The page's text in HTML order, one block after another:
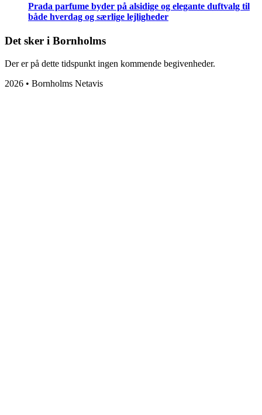
Prada parfume byder på alsidige og elegante duftvalg til
både hverdag og særlige lejligheder
Det sker i Bornholms
Der er på dette tidspunkt ingen kommende begivenheder.
2026 • Bornholms Netavis